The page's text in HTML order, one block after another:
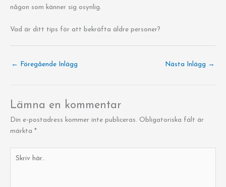
någon som känner sig osynlig.
Vad är ditt tips för att bekräfta äldre personer?
← Föregående Inlägg Nästa Inlägg →
Lämna en kommentar
Din e-postadress kommer inte publiceras. Obligatoriska fält är
märkta *